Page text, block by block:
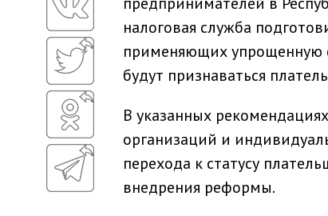
налоговая служба
применяющих упрощенную
будут признаваться
В указанных
организаций и
перехода к статусу
внедрения реформы.